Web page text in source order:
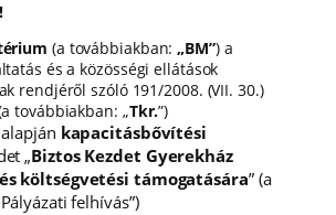
(a továbbiakban: „BM”) a
és a közösségi ellátások
rendjéről szóló 191/2008. (VII. 30.)
továbbiakban: „Tkr.”)
kapacitásbővítési
„Biztos Kezdet Gyerekház
költségvetési támogatására” (a
felhívás”)